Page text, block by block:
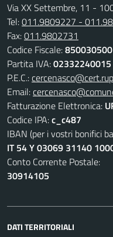
Via XX Settembre, 11 -
Tel:011.9809227 -
Fax:011.9802731
Codice Fiscale:
Partita IVA:02332240015
P.E.C.:
Email:
Fatturazione Elettronica:
Codice IPA:c_c487
IBAN (per i vostri bonifici
IT 54 Y 03069 31140
Conto Corrente Postale:
30914105
DATI TERRITORIALI